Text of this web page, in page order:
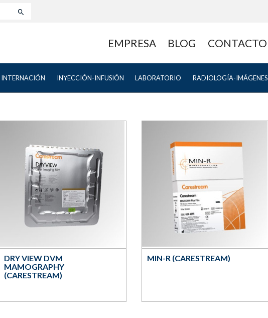
EMPRESA BLOG CONTACTO
INTERNACIÓN INYECCIÓN-INFUSIÓN LABORATORIO RADIOLOGÍA-IMÁGENES
DRY VIEW DVM
MAMOGRAPHY
(CARESTREAM)
MIN-R (CARESTREAM)